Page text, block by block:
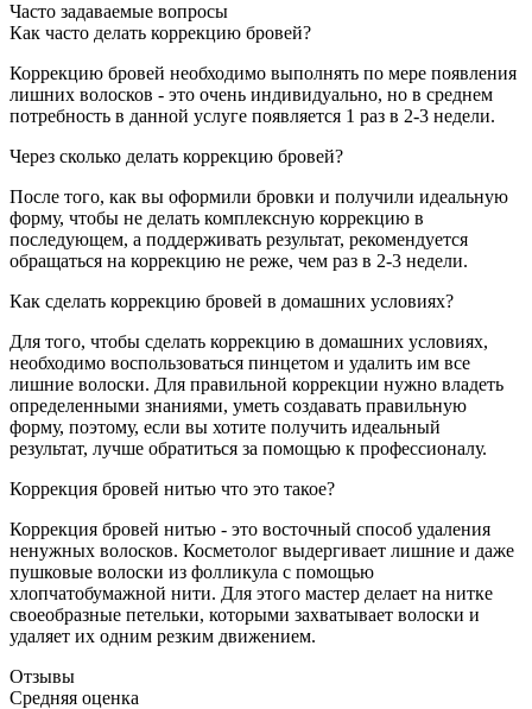
Часто задаваемые вопросы
Как часто делать коррекцию бровей?
Коррекцию бровей необходимо выполнять по мере появления
лишних волосков - это очень индивидуально, но в среднем
потребность в данной услуге появляется 1 раз в 2-3 недели.
Через сколько делать коррекцию бровей?
После того, как вы оформили бровки и получили идеальную
форму, чтобы не делать комплексную коррекцию в
последующем, а поддерживать результат, рекомендуется
обращаться на коррекцию не реже, чем раз в 2-3 недели.
Как сделать коррекцию бровей в домашних условиях?
Для того, чтобы сделать коррекцию в домашних условиях,
необходимо воспользоваться пинцетом и удалить им все
лишние волоски. Для правильной коррекции нужно владеть
определенными знаниями, уметь создавать правильную
форму, поэтому, если вы хотите получить идеальный
результат, лучше обратиться за помощью к профессионалу.
Коррекция бровей нитью что это такое?
Коррекция бровей нитью - это восточный способ удаления
ненужных волосков. Косметолог выдергивает лишние и даже
пушковые волоски из фолликула с помощью
хлопчатобумажной нити. Для этого мастер делает на нитке
своеобразные петельки, которыми захватывает волоски и
удаляет их одним резким движением.
Отзывы
Средняя оценка